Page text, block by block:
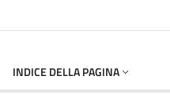
INDICE DELLA PAGINA